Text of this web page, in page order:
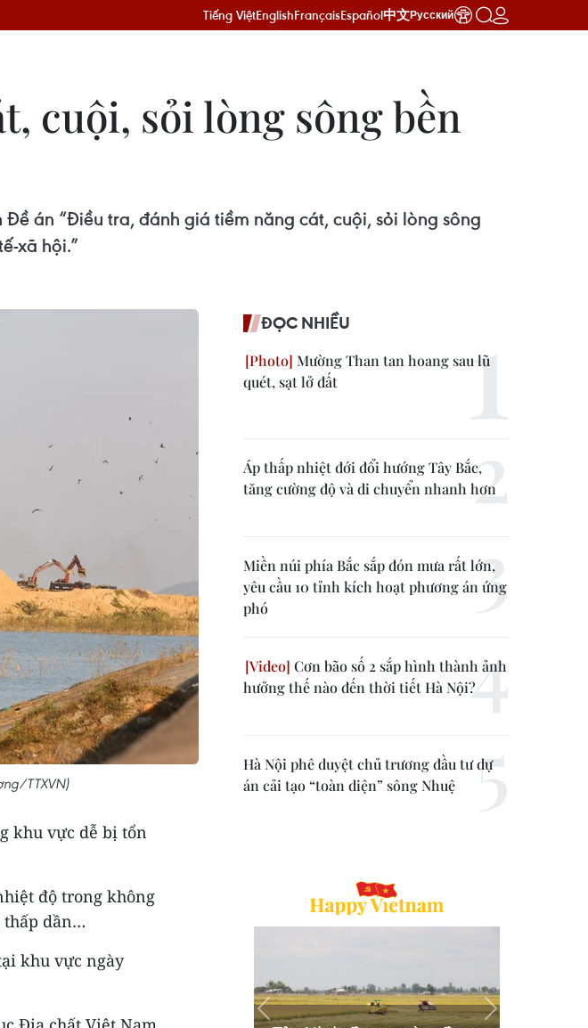
Tiếng ViệtEnglishFrançaisEspañol中文Русский
cuội, sỏi lòng sông bền
án “Điều tra, đánh giá tiềm năng cát, cuội, sỏi lòng sông
xã hội.”
TTXVN)
khu vực dễ bị tổn
độ trong không
thấp dần…
khu vực ngày
ĐỌC NHIỀU
Mường Than tan hoang sau lũ
quét, sạt lở đất
Áp thấp nhiệt đới đổi hướng Tây Bắc,
tăng cường độ và di chuyển nhanh hơn
Miền núi phía Bắc sắp đón mưa rất lớn,
yêu cầu 10 tỉnh kích hoạt phương án ứng
phó
Cơn bão số 2 sắp hình thành ảnh
hưởng thế nào đến thời tiết Hà Nội?
Hà Nội phê duyệt chủ trương đầu tư dự
án cải tạo “toàn diện” sông Nhuệ